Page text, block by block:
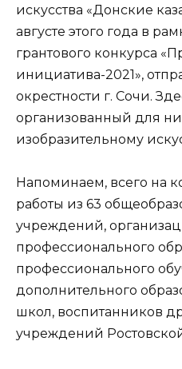
искусства «Донские
августе этого года в
грантового конкурса
инициатива-2021»,
окрестности г. Сочи.
организованный для
изобразительному
Напоминаем, всего на
работы из 63
учреждений,
профессионального
профессионального
дополнительного
школ, воспитанников
учреждений